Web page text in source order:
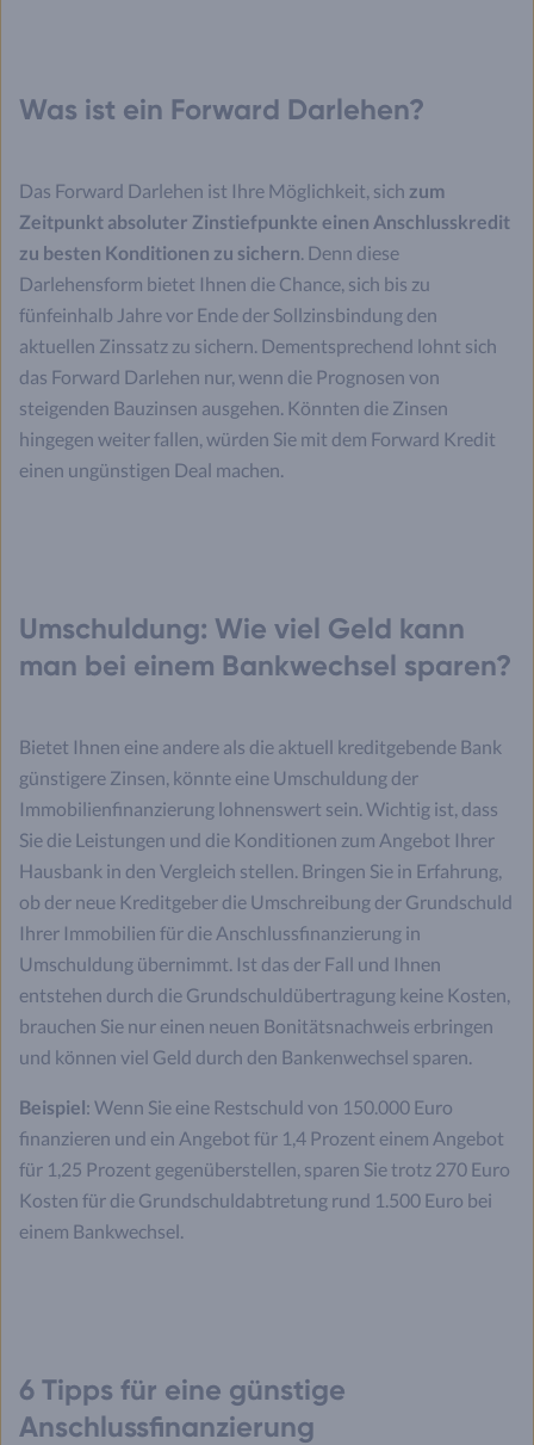
Was ist ein Forward Darlehen?
Das Forward Darlehen ist Ihre Möglichkeit, sich zum
Zeitpunkt absoluter Zinstiefpunkte einen Anschlusskredit
zu besten Konditionen zu sichern. Denn diese
Darlehensform bietet Ihnen die Chance, sich bis zu
fünfeinhalb Jahre vor Ende der Sollzinsbindung den
aktuellen Zinssatz zu sichern. Dementsprechend lohnt sich
das Forward Darlehen nur, wenn die Prognosen von
steigenden Bauzinsen ausgehen. Könnten die Zinsen
hingegen weiter fallen, würden Sie mit dem Forward Kredit
einen ungünstigen Deal machen.
Umschuldung: Wie viel Geld kann
man bei einem Bankwechsel sparen?
Bietet Ihnen eine andere als die aktuell kreditgebende Bank
günstigere Zinsen, könnte eine Umschuldung der
Immobilienfinanzierung lohnenswert sein. Wichtig ist, dass
Sie die Leistungen und die Konditionen zum Angebot Ihrer
Hausbank in den Vergleich stellen. Bringen Sie in Erfahrung,
ob der neue Kreditgeber die Umschreibung der Grundschuld
Ihrer Immobilien für die Anschlussfinanzierung in
Umschuldung übernimmt. Ist das der Fall und Ihnen
entstehen durch die Grundschuldübertragung keine Kosten,
brauchen Sie nur einen neuen Bonitätsnachweis erbringen
und können viel Geld durch den Bankenwechsel sparen.
Beispiel: Wenn Sie eine Restschuld von 150.000 Euro
finanzieren und ein Angebot für 1,4 Prozent einem Angebot
für 1,25 Prozent gegenüberstellen, sparen Sie trotz 270 Euro
Kosten für die Grundschuldabtretung rund 1.500 Euro bei
einem Bankwechsel.
6 Tipps für eine günstige
Anschlussfinanzierung